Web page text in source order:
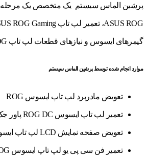
پرشین الماس سیستم یک متخصص یک مرحله
گیمرهای ایسوس و نیازهای قطعات لپ تاپ ASUS ROG درایران است.
موارد انجام شده توسط پرشین الماس سیستم
تعویض مادربرد لپ تاپ ایسوس ROG
تعمیر لپ تاپ ایسوس ROG DC پاور جک
تعویض صفحه نمایش LCD لپ تاپ ایسوس
تعمیر فن سی پی یو لپ تاپ ایسوس ROG